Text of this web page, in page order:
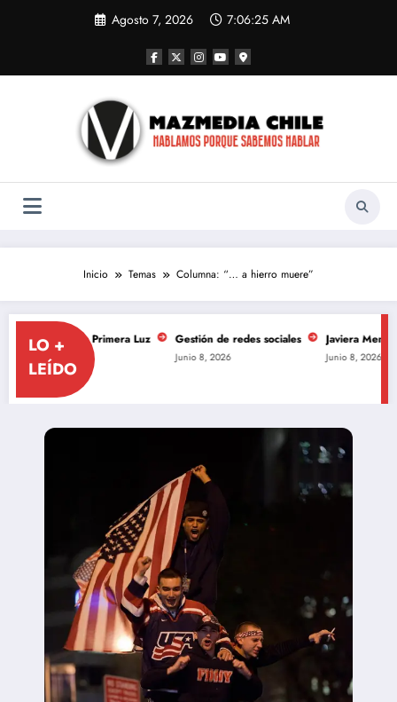
Agosto 7, 2026 7:06:26 AM
Inicio Temas Columna: “… a hierro muere”
LO +
LEÍDO
La Primera Luz Gestión de redes sociales Javiera Mena se toma el